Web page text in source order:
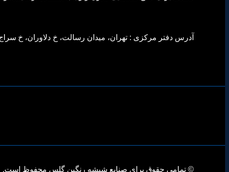
آدرس دفتر مرکزی : تهران، میدان رسالت، خ دلاوران، خ سراج،
© تمامی حقوق برای صنایع شیشه رنگین گلس محفوظ است.